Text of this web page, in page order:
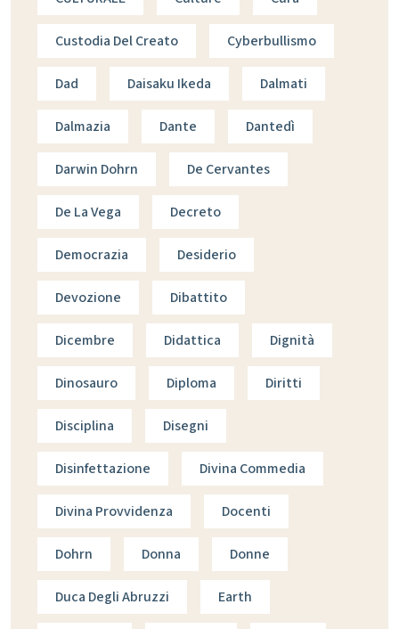
Custodia Del Creato Cyberbullismo
Dad Daisaku Ikeda Dalmati
Dalmazia Dante Dantedì
Darwin Dohrn De Cervantes
De La Vega Decreto
Democrazia Desiderio
Devozione Dibattito
Dicembre Didattica Dignità
Dinosauro Diploma Diritti
Disciplina Disegni
Disinfettazione Divina Commedia
Divina Provvidenza Docenti
Dohrn Donna Donne
Duca Degli Abruzzi Earth